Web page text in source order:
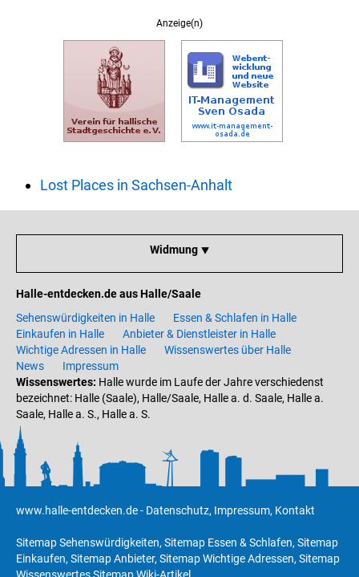
Anzeige(n)
Lost Places in Sachsen-Anhalt
Widmung ⯆
Halle-entdecken.de aus Halle/Saale
Sehenswürdigkeiten in Halle
Essen & Schlafen in Halle
Einkaufen in Halle
Anbieter & Dienstleister in Halle
Wichtige Adressen in Halle
Wissenswertes über Halle
News
Impressum
Wissenswertes: Halle wurde im Laufe der Jahre verschiedenst
bezeichnet: Halle (Saale), Halle/Saale, Halle a. d. Saale, Halle a.
Saale, Halle a. S., Halle a. S.
www.halle-entdecken.de- Datenschutz, Impressum, Kontakt
Sitemap Sehenswürdigkeiten, Sitemap Essen & Schlafen, Sitemap
Einkaufen, Sitemap Anbieter, Sitemap Wichtige Adressen, Sitemap